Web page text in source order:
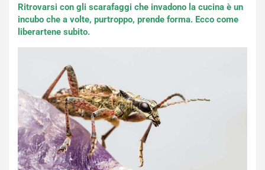
Ritrovarsi con gli scarafaggi che invadono la cucina è un
incubo che a volte, purtroppo, prende forma. Ecco come
liberartene subito.